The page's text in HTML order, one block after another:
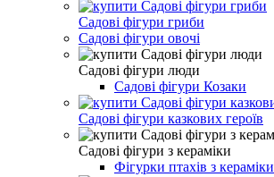
Садові фігури гриби
Садові фігури овочі
Садові фігури люди
Садові фігури Козаки
Садові фігури казкових героїв
Садові фігури з кераміки
Фігурки птахів з кераміки